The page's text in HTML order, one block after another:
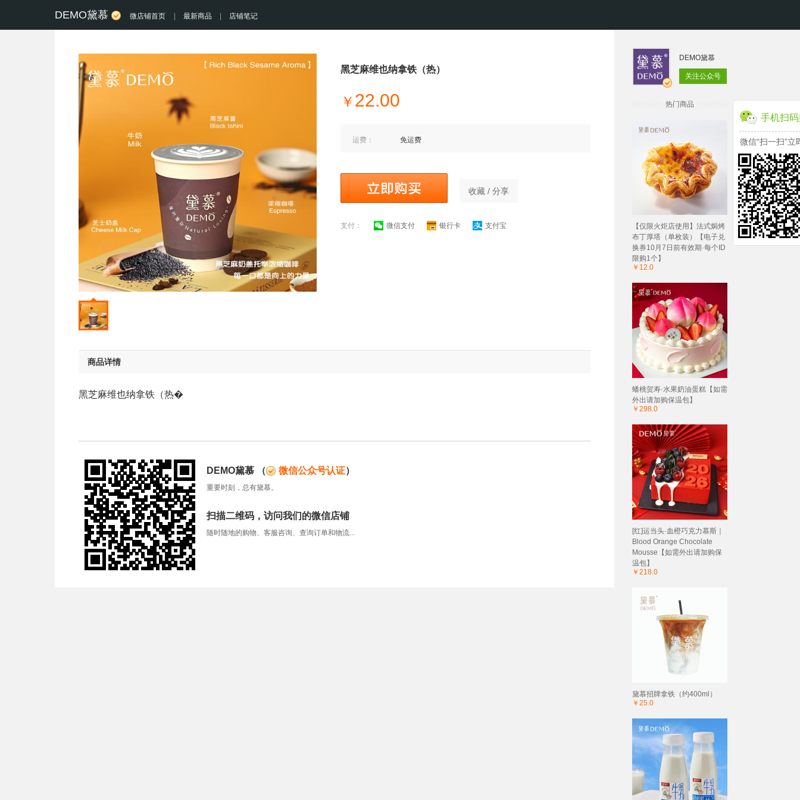
DEMO黛慕 微店铺首页 最新商品 店铺笔记
黑芝麻维也纳拿铁（热）
￥ 22.00
运费： 免运费
收藏 / 分享
支付： 微信支付 银行卡 支付宝
商品详情
黑芝麻维也纳拿铁（热�
DEMO黛慕 （ 微信公众号认证）
重要时刻，总有黛慕。
扫描二维码，访问我们的微信店铺
随时随地的购物、客服咨询、查询订单和物流...
DEMO黛慕
关注公众号
热门商品
【仅限火炬店使用】法式焗烤
布丁厚塔（单枚装）【电子兑
换券10月7日前有效期·每个ID
限购1个】
￥12.0
蟠桃贺寿·水果奶油蛋糕【如需
外出请加购保温包】
￥298.0
[红]运当头·血橙巧克力慕斯｜
Blood Orange Chocolate
Mousse【如需外出请加购保
温包】
￥218.0
黛慕招牌拿铁（约400ml）
￥25.0
手机扫
微信“扫一扫”立